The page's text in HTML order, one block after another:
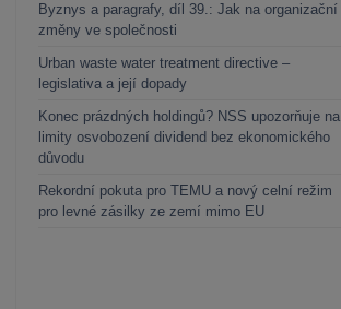
Byznys a paragrafy, díl 39.: Jak na organizační
změny ve společnosti
Urban waste water treatment directive –
legislativa a její dopady
Konec prázdných holdingů? NSS upozorňuje na
limity osvobození dividend bez ekonomického
důvodu
Rekordní pokuta pro TEMU a nový celní režim
pro levné zásilky ze zemí mimo EU